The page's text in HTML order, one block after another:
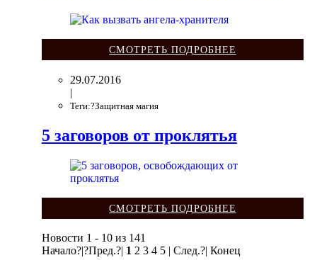
СМОТРЕТЬ ПОДРОБНЕЕ
29.07.2016
|
Теги:?Защитная магия
5 заговоров от проклятья
СМОТРЕТЬ ПОДРОБНЕЕ
Новости 1 - 10 из 141
Начало?|?Пред.?| 1 2 3 4 5 | След.?| Конец